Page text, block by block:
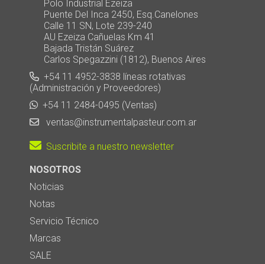
Polo Industrial Ezeiza
Puente Del Inca 2450, Esq.Canelones
Calle 11 SN, Lote 239-240
AU Ezeiza Cañuelas Km 41
Bajada Tristán Suárez
Carlos Spegazzini (1812), Buenos Aires
+54 11 4952-3838 líneas rotativas
(Administración y Proveedores)
+54 11 2484-0495 (Ventas)
ventas@instrumentalpasteur.com.ar
Suscribite a nuestro newsletter
NOSOTROS
Noticias
Notas
Servicio Técnico
Marcas
SALE